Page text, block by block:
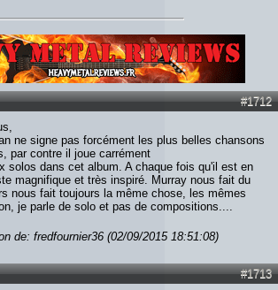
#1712
ne signe pas forcément les plus belles chansons
par contre il joue carrément
solos dans cet album. A chaque fois qu'il est en
magnifique et très inspiré. Murray nous fait du
nous fait toujours la même chose, les mêmes
je parle de solo et pas de compositions....
de: fredfournier36 (02/09/2015 18:51:08)
#1713